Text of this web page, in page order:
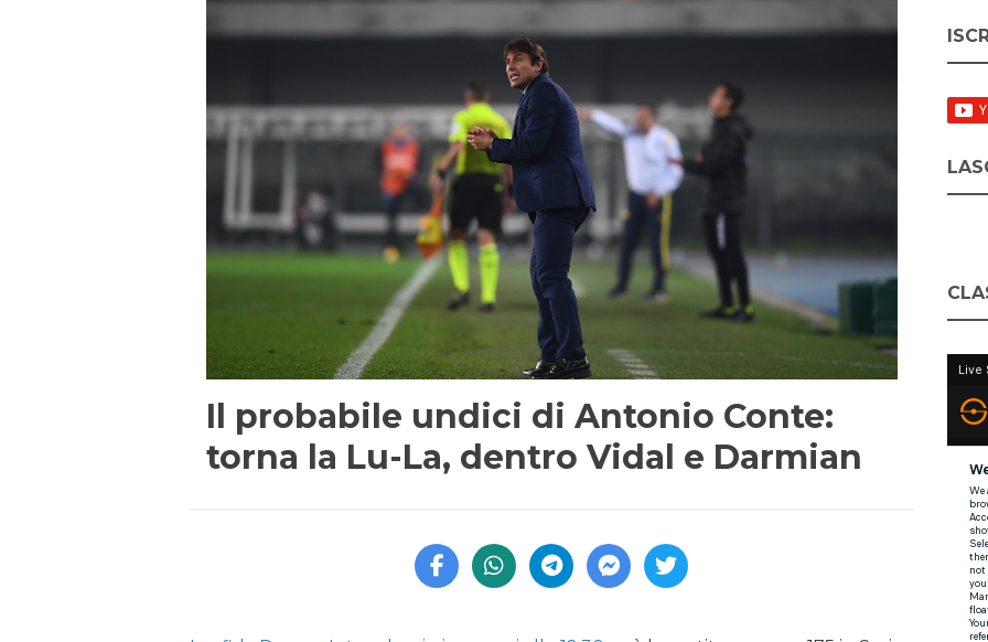
Il probabile undici di Antonio Conte:
torna la Lu-La, dentro Vidal e Darmian